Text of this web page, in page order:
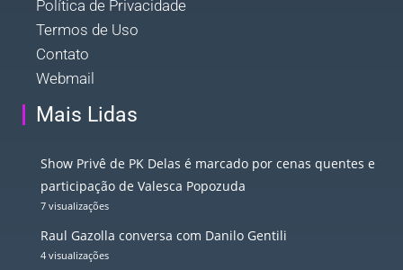
Política de Privacidade
Termos de Uso
Contato
Webmail
Mais Lidas
Show Privê de PK Delas é marcado por cenas quentes e
participação de Valesca Popozuda
7 visualizações
Raul Gazolla conversa com Danilo Gentili
4 visualizações